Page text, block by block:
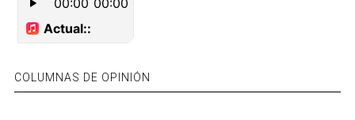
COLUMNAS DE OPINIÓN